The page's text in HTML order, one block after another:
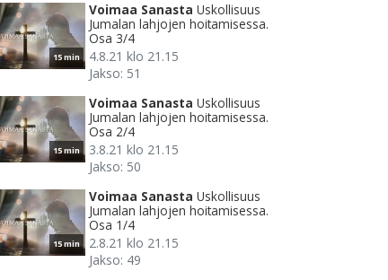
15 min
Voimaa Sanasta Uskollisuus
Jumalan lahjojen hoitamisessa.
Osa 3/4
4.8.21 klo 21.15
Jakso: 51
15 min
Voimaa Sanasta Uskollisuus
Jumalan lahjojen hoitamisessa.
Osa 2/4
3.8.21 klo 21.15
Jakso: 50
15 min
Voimaa Sanasta Uskollisuus
Jumalan lahjojen hoitamisessa.
Osa 1/4
2.8.21 klo 21.15
Jakso: 49